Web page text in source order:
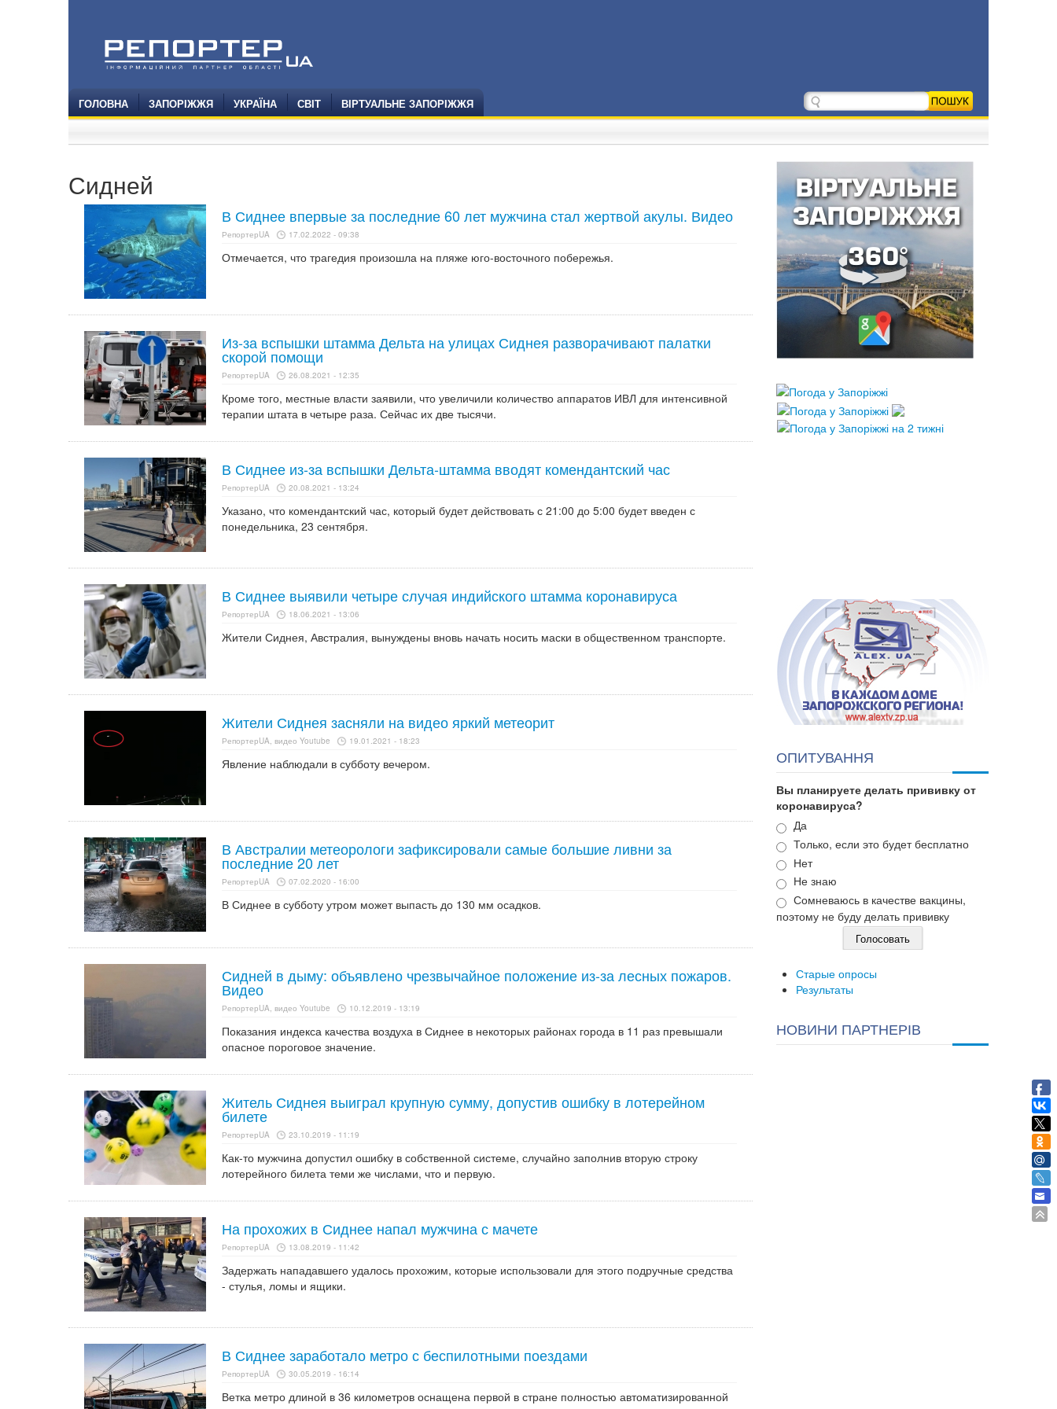
ГОЛОВНА ЗАПОРІЖЖЯ УКРАЇНА СВІТ ВІРТУАЛЬНЕ ЗАПОРІЖЖЯ
Сидней
В Сиднее впервые за последние 60 лет мужчина стал жертвой акулы. Видео
РепортерUA 17.02.2022 - 09:38
Отмечается, что трагедия произошла на пляже юго-восточного побережья.
Из-за вспышки штамма Дельта на улицах Сиднея разворачивают палатки
скорой помощи
РепортерUA 26.08.2021 - 12:35
Кроме того, местные власти заявили, что увеличили количество аппаратов ИВЛ для интенсивной
терапии штата в четыре раза. Сейчас их две тысячи.
В Сиднее из-за вспышки Дельта-штамма вводят комендантский час
РепортерUA 20.08.2021 - 13:24
Указано, что комендантский час, который будет действовать с 21:00 до 5:00 будет введен с
понедельника, 23 сентября.
В Сиднее выявили четыре случая индийского штамма коронавируса
РепортерUA 18.06.2021 - 13:06
Жители Сиднея, Австралия, вынуждены вновь начать носить маски в общественном транспорте.
Жители Сиднея засняли на видео яркий метеорит
РепортерUA, видео Youtube 19.01.2021 - 18:23
Явление наблюдали в субботу вечером.
В Австралии метеорологи зафиксировали самые большие ливни за
последние 20 лет
РепортерUA 07.02.2020 - 16:00
В Сиднее в субботу утром может выпасть до 130 мм осадков.
Сидней в дыму: объявлено чрезвычайное положение из-за лесных пожаров.
Видео
РепортерUA, видео Youtube 10.12.2019 - 13:19
Показания индекса качества воздуха в Сиднее в некоторых районах города в 11 раз превышали
опасное пороговое значение.
Житель Сиднея выиграл крупную сумму, допустив ошибку в лотерейном
билете
РепортерUA 23.10.2019 - 11:19
Как-то мужчина допустил ошибку в собственной системе, случайно заполнив вторую строку
лотерейного билета теми же числами, что и первую.
На прохожих в Сиднее напал мужчина с мачете
РепортерUA 13.08.2019 - 11:42
Задержать нападавшего удалось прохожим, которые использовали для этого подручные средства
- стулья, ломы и ящики.
В Сиднее заработало метро с беспилотными поездами
РепортерUA 30.05.2019 - 16:14
Ветка метро длиной в 36 километров оснащена первой в стране полностью автоматизированной
ОПИТУВАННЯ
Вы планируете делать прививку от
коронавируса?
Варианты
Да
Только, если это будет бесплатно
Нет
Не знаю
Сомневаюсь в качестве вакцины,
поэтому не буду делать прививку
Старые опросы
Результаты
НОВИНИ ПАРТНЕРІВ